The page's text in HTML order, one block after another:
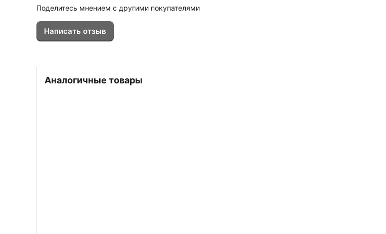
Поделитесь мнением с другими покупателями
Написать отзыв
Аналогичные товары